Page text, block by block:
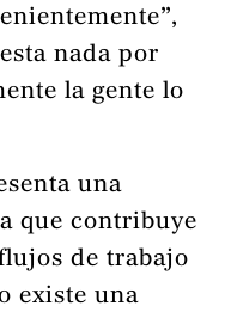
nada por
la gente lo
una
que contribuye
de trabajo
existe una